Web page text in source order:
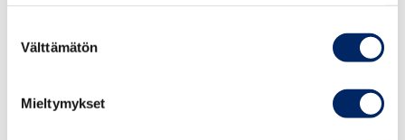
valinta
Välttämätön
Mieltymykset
saadaan aloittamaan työnsä. Tämän ajan nopeuttamiseen
Suomessa vaikeuta yritysten mahdollisuuksia kasvuun ja